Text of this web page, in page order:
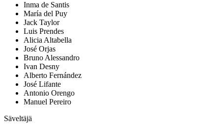
Inma de Santis
María del Puy
Jack Taylor
Luis Prendes
Alicia Altabella
José Orjas
Bruno Alessandro
Ivan Desny
Alberto Fernández
José Lifante
Antonio Orengo
Manuel Pereiro
Säveltäjä